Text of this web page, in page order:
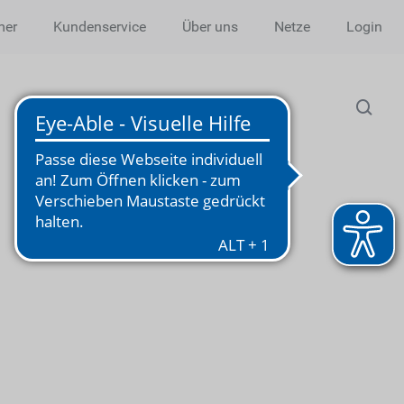
Kundenservice Über uns Netze Login